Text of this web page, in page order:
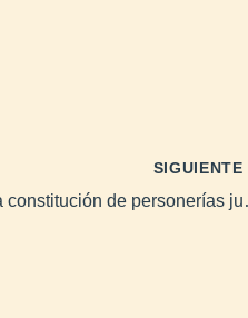
SIGUIENTE
Impulsan